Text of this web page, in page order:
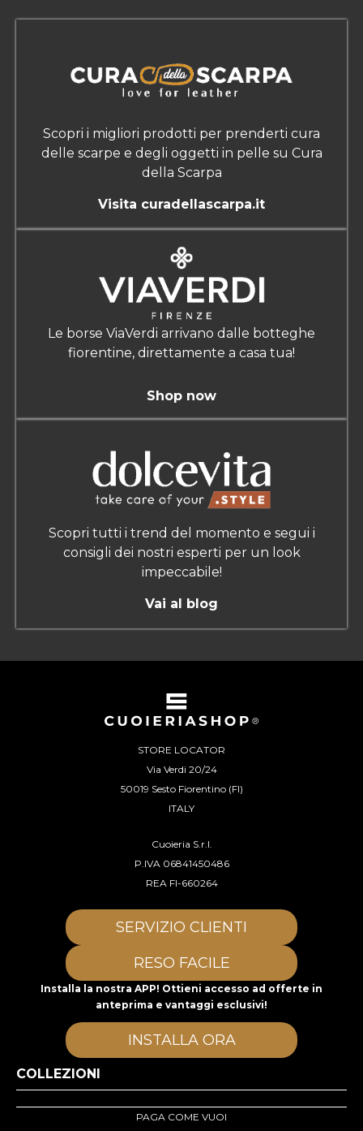
Scopri i migliori prodotti per prenderti cura
delle scarpe e degli oggetti in pelle su Cura
della Scarpa
Visita curadellascarpa.it
Le borse ViaVerdi arrivano dalle botteghe
fiorentine, direttamente a casa tua!
Shop now
Scopri tutti i trend del momento e segui i
consigli dei nostri esperti per un look
impeccabile!
Vai al blog
STORE LOCATOR
Via Verdi 20/24
50019 Sesto Fiorentino (FI)
ITALY
Cuoieria S.r.l.
P.IVA 06841450486
REA FI-660264
SERVIZIO CLIENTI
RESO FACILE
Installa la nostra APP! Ottieni accesso ad offerte in
anteprima e vantaggi esclusivi!
INSTALLA ORA
COLLEZIONI
PAGA COME VUOI